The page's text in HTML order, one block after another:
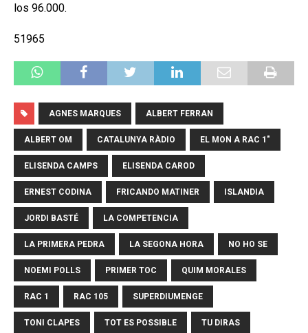
los 96.000.
51965
AGNES MARQUES ALBERT FERRAN
ALBERT OM CATALUNYA RÀDIO EL MON A RAC 1"
ELISENDA CAMPS ELISENDA CAROD
ERNEST CODINA FRICANDO MATINER ISLANDIA
JORDI BASTÉ LA COMPETENCIA
LA PRIMERA PEDRA LA SEGONA HORA NO HO SE
NOEMI POLLS PRIMER TOC QUIM MORALES
RAC 1 RAC 105 SUPERDIUMENGE
TONI CLAPES TOT ES POSSIBLE TU DIRAS